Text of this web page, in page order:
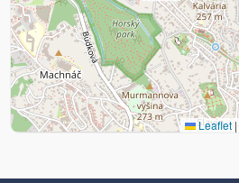
Leaflet |